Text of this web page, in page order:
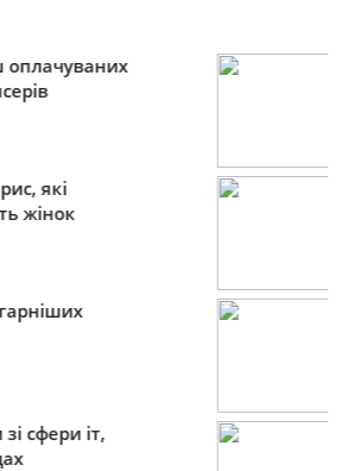
Пошукова строка зникне
до 2027
10 лайфхаків: як легко
прокидатися вранці
Що буде модним у
Дивні факти зі сфери іт,
що